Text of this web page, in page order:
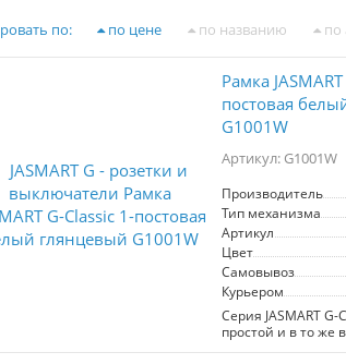
по: по цене по названию по
Рамка
постовая
G1001W
Артикул: G1001W
Производитель
Тип механизма
Артикул
Цвет
Самовывоз
Курьером
Серия JASMART G-
простой и в то же
дизайн, не